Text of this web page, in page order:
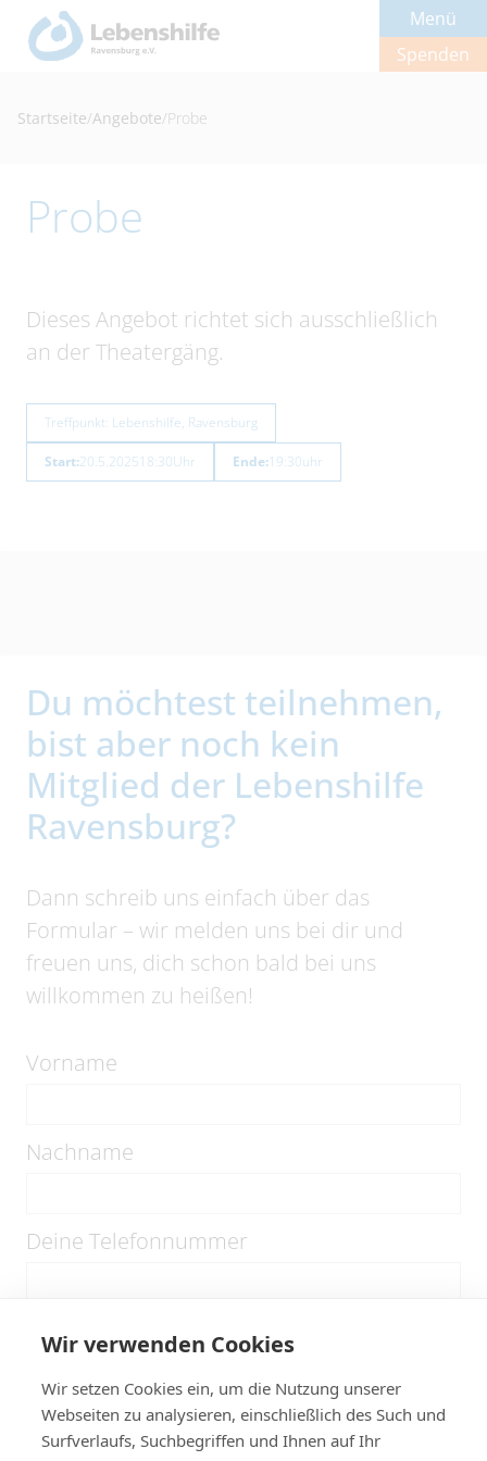
Wir verwenden Cookies
Wir setzen Cookies ein, um die Nutzung unserer
Webseiten zu analysieren, einschließlich des Such und
Surfverlaufs, Suchbegriffen und Ihnen auf Ihr
Menü
Spenden
Startseite/Angebote/Probe
Probe
Dieses Angebot richtet sich ausschließlich
an der Theatergäng.
Treffpunkt: Lebenshilfe, Ravensburg
Start:20.5.2025 18:30Uhr Ende:19:30uhr
Du möchtest teilnehmen,
bist aber noch kein
Mitglied der Lebenshilfe
Ravensburg?
Dann schreib uns einfach über das
Formular – wir melden uns bei dir und
freuen uns, dich schon bald bei uns
willkommen zu heißen!
Vorname
Nachname
Deine Telefonnummer
Deine E-Mail-Adresse
Wer ist dein Notfallkontakt